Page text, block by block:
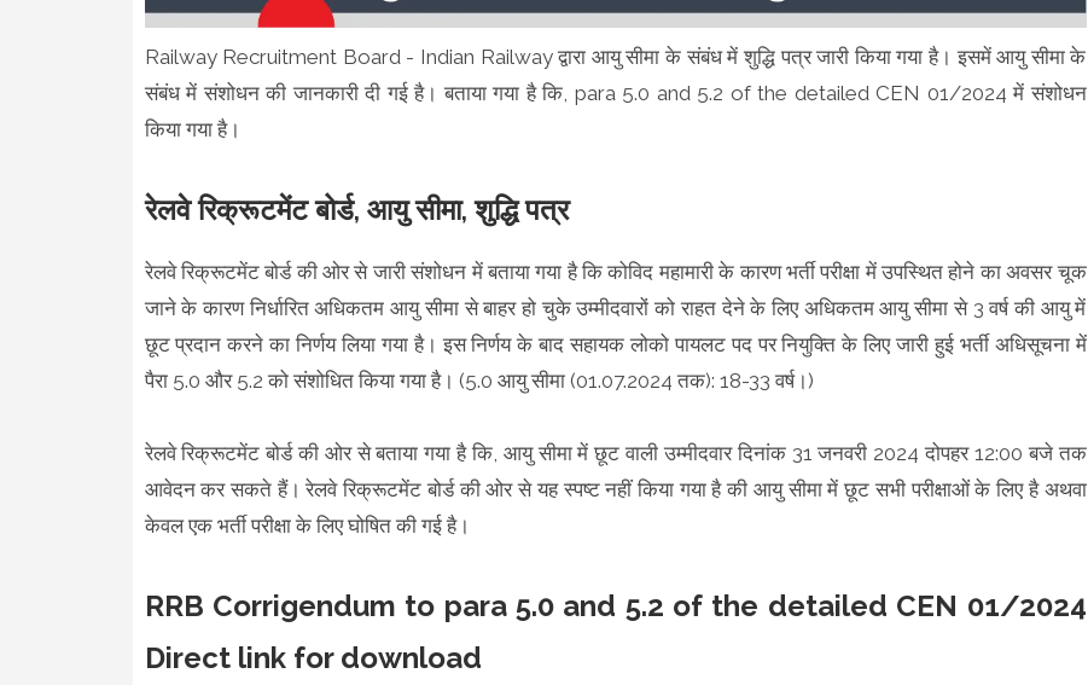
Railway Recruitment Board - Indian Railway द्वारा आयु सीमा के संबंध में शुद्धि पत्र जारी किया गया है। इसमें आयु सीमा के
संबंध में संशोधन की जानकारी दी गई है। बताया गया है कि, para 5.0 and 5.2 of the detailed CEN 01/2024 में संशोधन
किया गया है।
रेलवे रिक्रूटमेंट बोर्ड, आयु सीमा, शुद्धि पत्र
रेलवे रिक्रूटमेंट बोर्ड की ओर से जारी संशोधन में बताया गया है कि कोविद महामारी के कारण भर्ती परीक्षा में उपस्थित होने का अवसर चूक
जाने के कारण निर्धारित अधिकतम आयु सीमा से बाहर हो चुके उम्मीदवारों को राहत देने के लिए अधिकतम आयु सीमा से 3 वर्ष की आयु में
छूट प्रदान करने का निर्णय लिया गया है। इस निर्णय के बाद सहायक लोको पायलट पद पर नियुक्ति के लिए जारी हुई भर्ती अधिसूचना में
पैरा 5.0 और 5.2 को संशोधित किया गया है। (5.0 आयु सीमा (01.07.2024 तक): 18-33 वर्ष।)
रेलवे रिक्रूटमेंट बोर्ड की ओर से बताया गया है कि, आयु सीमा में छूट वाली उम्मीदवार दिनांक 31 जनवरी 2024 दोपहर 12:00 बजे तक
आवेदन कर सकते हैं। रेलवे रिक्रूटमेंट बोर्ड की ओर से यह स्पष्ट नहीं किया गया है की आयु सीमा में छूट सभी परीक्षाओं के लिए है अथवा
केवल एक भर्ती परीक्षा के लिए घोषित की गई है।
RRB Corrigendum to para 5.0 and 5.2 of the detailed CEN 01/2024
Direct link for download